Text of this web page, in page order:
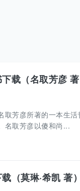
载（名取芳彦
取芳彦所著的一本生
名取芳彦以傻和尚...
（莫琳·希凯 著